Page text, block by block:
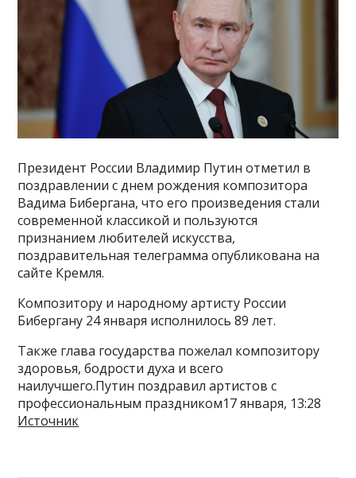
Президент России Владимир Путин отметил в
поздравлении с днем рождения композитора
Вадима Бибергана, что его произведения стали
современной классикой и пользуются
признанием любителей искусства,
поздравительная телеграмма опубликована на
сайте Кремля.
Композитору и народному артисту России
Бибергану 24 января исполнилось 89 лет.
Также глава государства пожелал композитору
здоровья, бодрости духа и всего
наилучшего.Путин поздравил артистов с
профессиональным праздником17 января, 13:28
Источник